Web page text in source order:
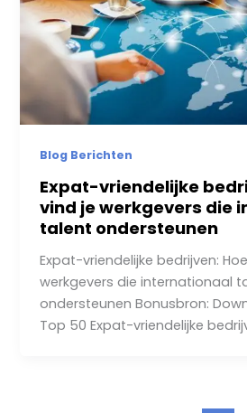
Blog Berichten
Expat-vriendelijke
vind je werkgevers die
talent ondersteunen
Expat-vriendelijke bedrijven:
werkgevers die internationaal
ondersteunen Bonusbron:
Top 50 Expat-vriendelijke